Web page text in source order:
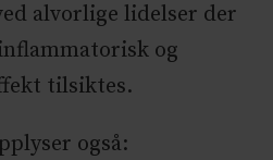
alvorlige lidelser der
og
tilsiktes.
også: